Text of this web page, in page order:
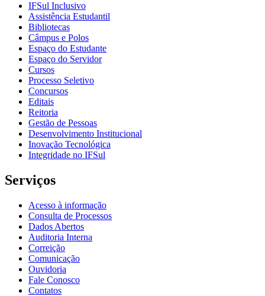
IFSul Inclusivo
Assistência Estudantil
Bibliotecas
Câmpus e Polos
Espaço do Estudante
Espaço do Servidor
Cursos
Processo Seletivo
Concursos
Editais
Reitoria
Gestão de Pessoas
Desenvolvimento Institucional
Inovação Tecnológica
Integridade no IFSul
Serviços
Acesso à informação
Consulta de Processos
Dados Abertos
Auditoria Interna
Correição
Comunicação
Ouvidoria
Fale Conosco
Contatos